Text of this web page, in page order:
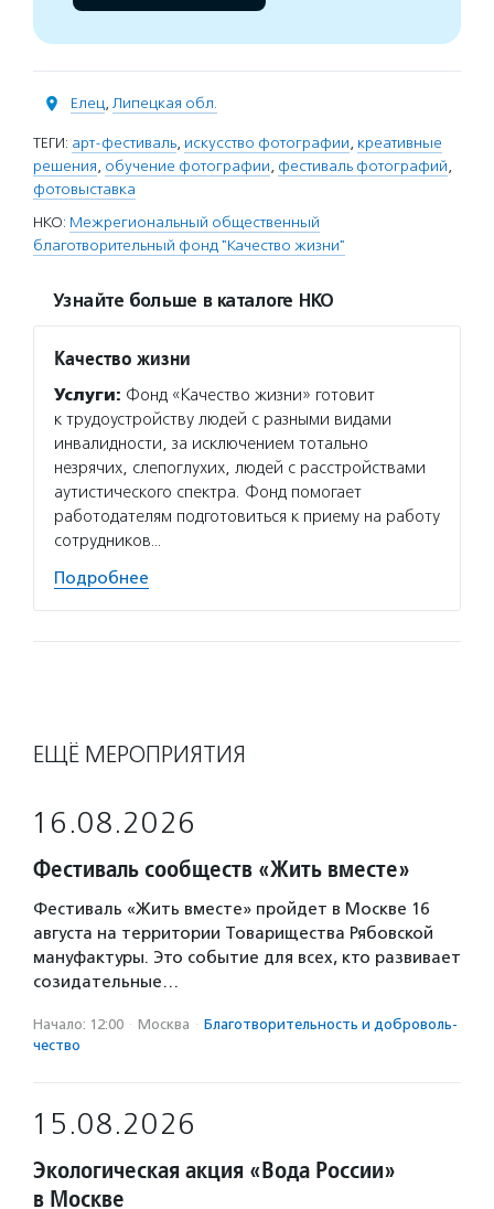
Елец, Липецкая обл.
ТЕГИ: арт-фестиваль, искусство фотографии, креативные
решения, обучение фотографии, фестиваль фотографий,
фотовыставка
НКО: Межрегиональный общественный
благотворительный фонд "Качество жизни"
Узнайте больше в каталоге НКО
Качество жизни
Услуги: Фонд «Качество жизни» готовит
к трудоустройству людей с разными видами
инвалидности, за исключением тотально
незрячих, слепоглухих, людей с расстройствами
аутистического спектра. Фонд помогает
работодателям подготовиться к приему на работу
сотрудников…
Подробнее
ЕЩЁ МЕРОПРИЯТИЯ
16.08.2026
Фестиваль сообществ «Жить вместе»
Фестиваль «Жить вместе» пройдет в Москве 16
августа на территории Товарищества Рябовской
мануфактуры. Это событие для всех, кто развивает
созидательные…
Начало: 12:00 · Москва · Благотвори­тель­ность и доброволь­
чест­во
15.08.2026
Экологическая акция «Вода России»
в Москве